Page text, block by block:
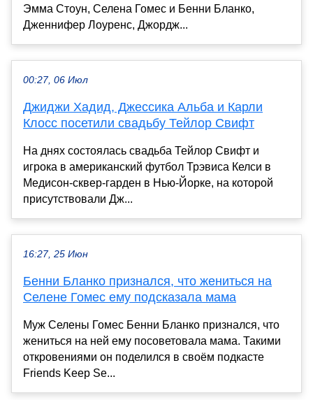
Эмма Стоун, Селена Гомес и Бенни Бланко,
Дженнифер Лоуренс, Джордж...
00:27, 06 Июл
Джиджи Хадид, Джессика Альба и Карли
Клосс посетили свадьбу Тейлор Свифт
На днях состоялась свадьба Тейлор Свифт и
игрока в американский футбол Трэвиса Келси в
Медисон-сквер-гарден в Нью-Йорке, на которой
присутствовали Дж...
16:27, 25 Июн
Бенни Бланко признался, что жениться на
Селене Гомес ему подсказала мама
Муж Селены Гомес Бенни Бланко признался, что
жениться на ней ему посоветовала мама. Такими
откровениями он поделился в своём подкасте
Friends Keep Se...